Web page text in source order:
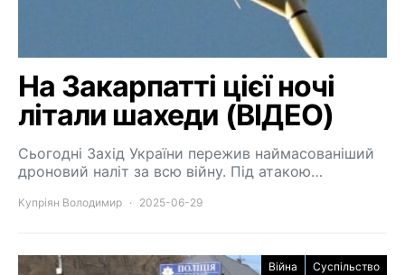
На Закарпатті цієї ночі
літали шахеди (ВІДЕО)
Сьогодні Захід України пережив наймасованіший
дроновий наліт за всю війну. Під атакою…
Купріян Володимир 2025-06-29
Війна Суспільство